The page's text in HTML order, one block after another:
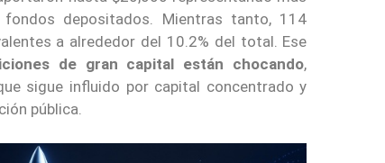
depositados. Mientras tanto, 114
a alrededor del 10.2% del total. Ese
de gran capital están chocando,
sigue influido por capital concentrado y
pública.